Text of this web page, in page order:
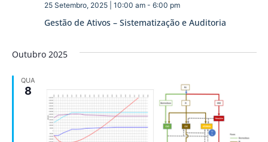
Gestão de Ativos – Sistematização e Auditoria
25 Setembro, 2025 | 10:00 am- 6:00 pm
Outubro 2025
QUA
8